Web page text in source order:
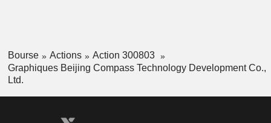
Bourse Actions
Action 300803
Graphiques Beijing Compass Technology Development Co.,
Ltd.